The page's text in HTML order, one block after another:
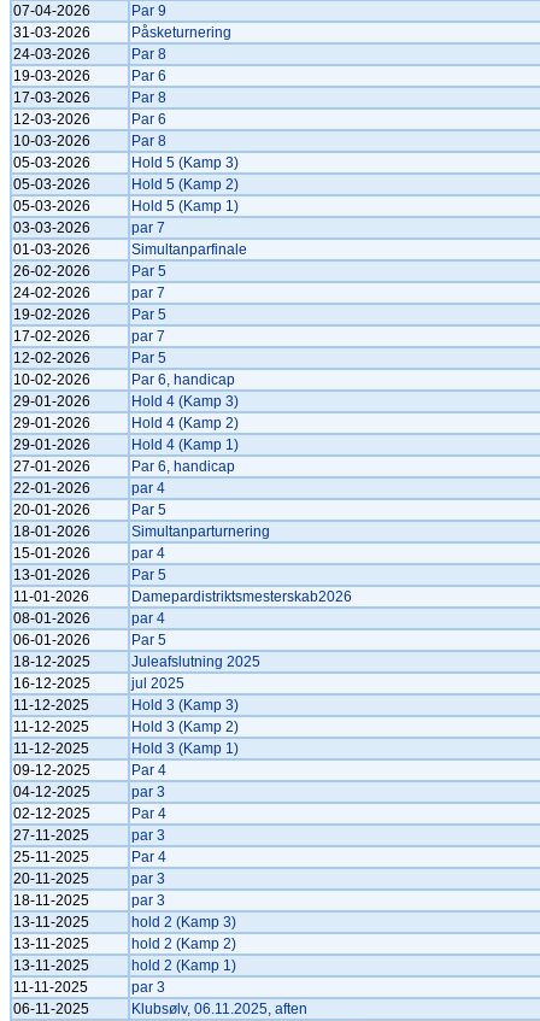
07-04-2026
Par 9
31-03-2026
Påsketurnering
24-03-2026
Par 8
19-03-2026
Par 6
17-03-2026
Par 8
12-03-2026
Par 6
10-03-2026
Par 8
05-03-2026
Hold 5 (Kamp 3)
05-03-2026
Hold 5 (Kamp 2)
05-03-2026
Hold 5 (Kamp 1)
03-03-2026
par 7
01-03-2026
Simultanparfinale
26-02-2026
Par 5
24-02-2026
par 7
19-02-2026
Par 5
17-02-2026
par 7
12-02-2026
Par 5
10-02-2026
Par 6, handicap
29-01-2026
Hold 4 (Kamp 3)
29-01-2026
Hold 4 (Kamp 2)
29-01-2026
Hold 4 (Kamp 1)
27-01-2026
Par 6, handicap
22-01-2026
par 4
20-01-2026
Par 5
18-01-2026
Simultanparturnering
15-01-2026
par 4
13-01-2026
Par 5
11-01-2026
Damepardistriktsmesterskab2026
08-01-2026
par 4
06-01-2026
Par 5
18-12-2025
Juleafslutning 2025
16-12-2025
jul 2025
11-12-2025
Hold 3 (Kamp 3)
11-12-2025
Hold 3 (Kamp 2)
11-12-2025
Hold 3 (Kamp 1)
09-12-2025
Par 4
04-12-2025
par 3
02-12-2025
Par 4
27-11-2025
par 3
25-11-2025
Par 4
20-11-2025
par 3
18-11-2025
par 3
13-11-2025
hold 2 (Kamp 3)
13-11-2025
hold 2 (Kamp 2)
13-11-2025
hold 2 (Kamp 1)
11-11-2025
par 3
06-11-2025
Klubsølv, 06.11.2025, aften